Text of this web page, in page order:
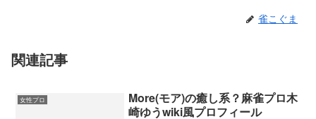
雀こぐま
関連記事
女性プロ
More(モア)の癒し系？麻雀プロ木
崎ゆうwiki風プロフィール